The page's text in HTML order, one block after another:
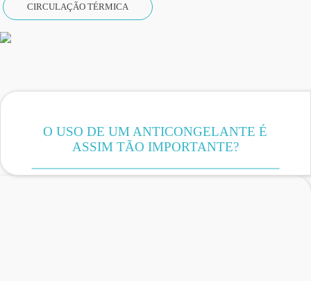
CIRCULAÇÃO TÉRMICA
O USO DE UM ANTICONGELANTE É
ASSIM TÃO IMPORTANTE?